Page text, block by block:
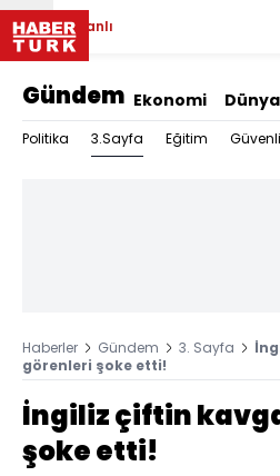
Canlı
Gündem Ekonomi Dünya
Politika 3.Sayfa Eğitim
Haberler Gündem 3. Sayfa
görenleri şoke etti!
İngiliz çiftin
şoke etti!